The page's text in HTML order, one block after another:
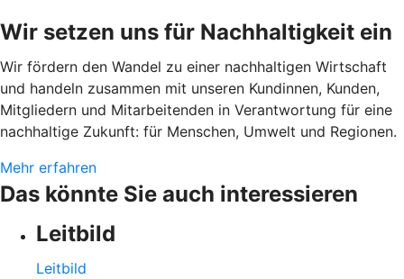
Wir setzen uns für Nachhaltigkeit ein
Wir fördern den Wandel zu einer nachhaltigen Wirtschaft
und handeln zusammen mit unseren Kundinnen, Kunden,
Mitgliedern und Mitarbeitenden in Verantwortung für eine
nachhaltige Zukunft: für Menschen, Umwelt und Regionen.
Mehr erfahren
Das könnte Sie auch interessieren
Leitbild
Leitbild